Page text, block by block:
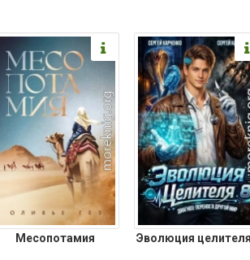
Месопотамия Эволюция